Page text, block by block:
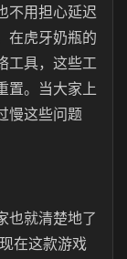
不用担心延迟
在虎牙奶瓶的
工具，这些工
置。当大家上
慢这些问题
也就清楚地了
在这款游戏